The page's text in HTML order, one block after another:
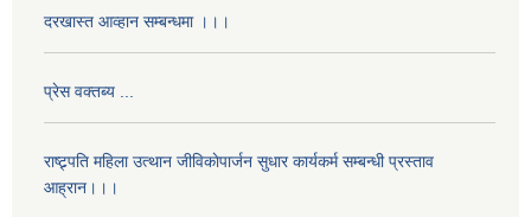
दरखास्त आव्हान सम्बन्धमा ।।।
प्रेस वक्तब्य ...
राष्ट्र्पति महिला उत्थान जीविकाेपार्जन सुधार कार्यकर्म सम्बन्धी प्रस्ताव
आह्रान।।।